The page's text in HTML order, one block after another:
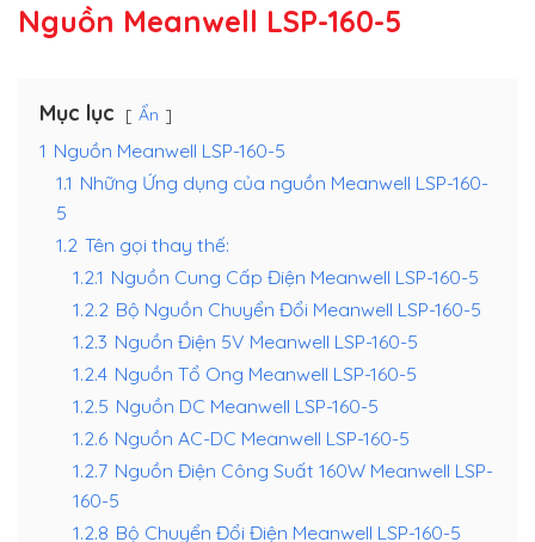
Nguồn Meanwell LSP-160-5
Mục lục Ẩn
1 Nguồn Meanwell LSP-160-5
1.1 Những Ứng dụng của nguồn Meanwell LSP-160-
5
1.2 Tên gọi thay thế:
1.2.1 Nguồn Cung Cấp Điện Meanwell LSP-160-5
1.2.2 Bộ Nguồn Chuyển Đổi Meanwell LSP-160-5
1.2.3 Nguồn Điện 5V Meanwell LSP-160-5
1.2.4 Nguồn Tổ Ong Meanwell LSP-160-5
1.2.5 Nguồn DC Meanwell LSP-160-5
1.2.6 Nguồn AC-DC Meanwell LSP-160-5
1.2.7 Nguồn Điện Công Suất 160W Meanwell LSP-
160-5
1.2.8 Bộ Chuyển Đổi Điện Meanwell LSP-160-5